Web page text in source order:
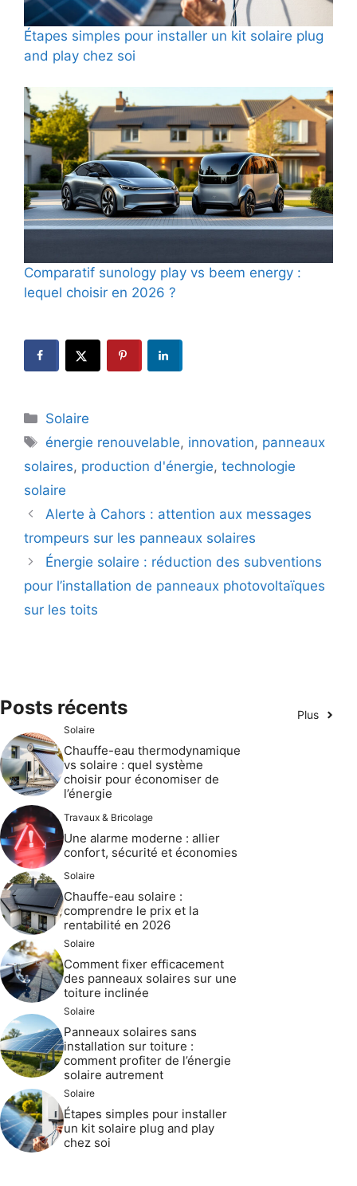
Étapes simples pour installer un kit solaire plug
and play chez soi
Comparatif sunology play vs beem energy :
lequel choisir en 2026 ?
Catégories
Solaire
Étiquettes
énergie renouvelable, innovation, panneaux
solaires, production d'énergie, technologie
solaire
Alerte à Cahors : attention aux messages
trompeurs sur les panneaux solaires
Énergie solaire : réduction des subventions
pour l’installation de panneaux photovoltaïques
sur les toits
Posts récents Plus
Solaire
Chauffe-eau thermodynamique
vs solaire : quel système
choisir pour économiser de
l’énergie
Travaux & Bricolage
Une alarme moderne : allier
confort, sécurité et économies
Solaire
Chauffe-eau solaire :
comprendre le prix et la
rentabilité en 2026
Solaire
Comment fixer efficacement
des panneaux solaires sur une
toiture inclinée
Solaire
Panneaux solaires sans
installation sur toiture :
comment profiter de l’énergie
solaire autrement
Solaire
Étapes simples pour installer
un kit solaire plug and play
chez soi